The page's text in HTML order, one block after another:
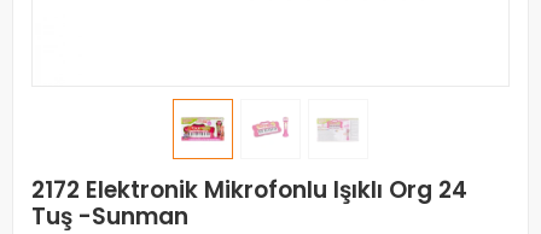
2172 Elektronik Mikrofonlu Işıklı Org 24
Tuş -Sunman